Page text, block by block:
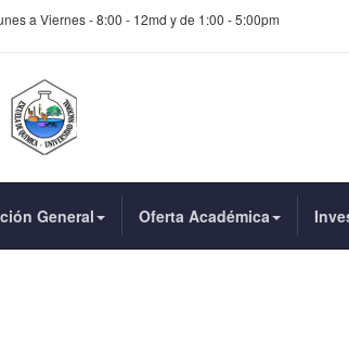
a Viernes - 8:00 - 12md y de 1:00 - 5:00pm
General Oferta Académica